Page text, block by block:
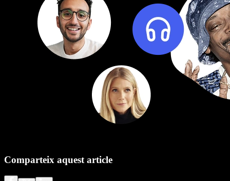
Comparteix aquest article